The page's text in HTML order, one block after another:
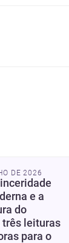
reformar ou
DE 2026
e a
do
três leituras
para o